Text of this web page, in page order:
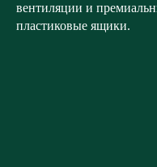
вентиляции и
пластиковые ящики.